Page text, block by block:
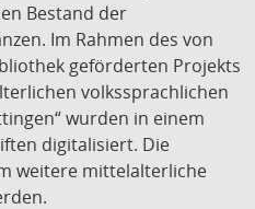
Bestand der
Im Rahmen des von
geförderten Projekts
volkssprachlichen
wurden in einem
digitalisiert. Die
weitere mittelalterliche